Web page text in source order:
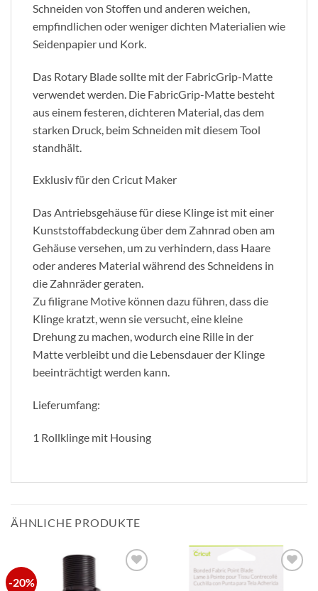
Schneiden von Stoffen und anderen weichen,
empfindlichen oder weniger dichten Materialien wie
Seidenpapier und Kork.
Das Rotary Blade sollte mit der FabricGrip-Matte
verwendet werden. Die FabricGrip-Matte besteht
aus einem festeren, dichteren Material, das dem
starken Druck, beim Schneiden mit diesem Tool
standhält.
Exklusiv für den Cricut Maker
Das Antriebsgehäuse für diese Klinge ist mit einer
Kunststoffabdeckung über dem Zahnrad oben am
Gehäuse versehen, um zu verhindern, dass Haare
oder anderes Material während des Schneidens in
die Zahnräder geraten.
Zu filigrane Motive können dazu führen, dass die
Klinge kratzt, wenn sie versucht, eine kleine
Drehung zu machen, wodurch eine Rille in der
Matte verbleibt und die Lebensdauer der Klinge
beeinträchtigt werden kann.
Lieferumfang:
1 Rollklinge mit Housing
ÄHNLICHE PRODUKTE
-20%
zur